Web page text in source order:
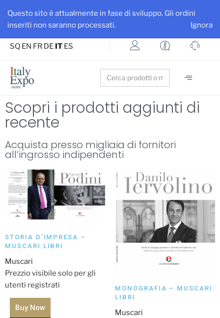
Questo sito é attualmente in fase di sviluppo. Gli ordini
inseriti non saranno processati.
Ignora
Ottieni maggiore visibilità per la tua azienda e i tuoi prodotti
Iscriviti su ItalyExpo
SQ EN FR DE IT ES
Search
for:
Scopri i prodotti aggiunti di
recente
Acquista presso migliaia di fornitori
all’ingrosso indipendenti
STORIA D’IMPRESA –
MUSCARI LIBRI
Muscari
Prezzio visibile solo per gli
utenti registrati
Buy Now
MONOGRAFIA – MUSCARI
LIBRI
Muscari